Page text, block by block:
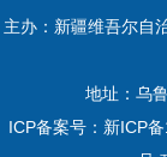
主办：新疆维吾尔自
地址：乌
ICP备案号： 新ICP